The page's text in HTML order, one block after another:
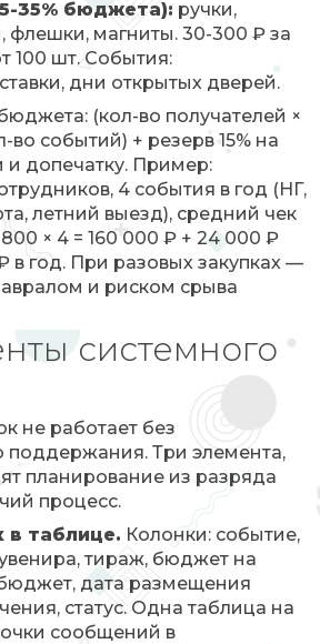
35% бюджета): ручки,
флешки, магниты. 30-300 ₽ за
100 шт. События:
дни открытых дверей.
(кол-во получателей ×
во событий) + резерв 15% на
допечатку. Пример:
4 события в год (НГ,
летний выезд), средний чек
× 4 = 160 000 ₽ + 24 000 ₽
в год. При разовых закупках —
и риском срыва
системного
не работает без
поддержания. Три элемента,
планирование из разряда
процесс.
в таблице. Колонки: событие,
тираж, бюджет на
дата размещения
статус. Одна таблица на
сообщений в